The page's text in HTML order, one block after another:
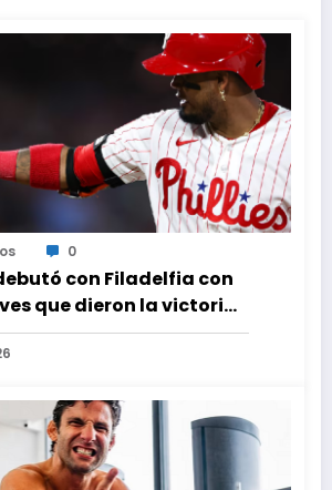
0
con Filadelfia con
que dieron la victoria